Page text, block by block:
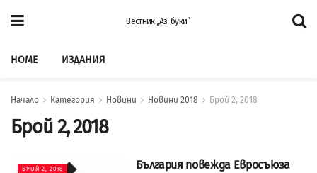
Вестник „Аз-буки”
HOME ИЗДАНИЯ
Начало Категория Новини Новини 2018 Брой 2, 2018
Брой 2, 2018
БРОЙ 2, 2018 България повежда Евросъюза